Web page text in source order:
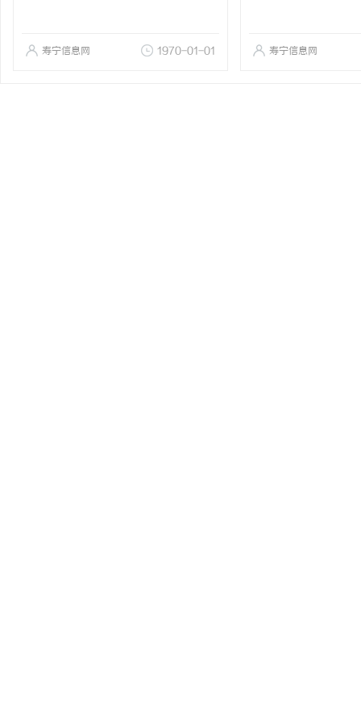
寿宁信息网 1970-01-01 寿宁信息网